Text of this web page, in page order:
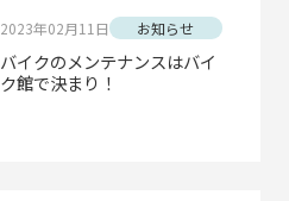
2023年02月11日 お知らせ
バイクのメンテナンスはバイ
ク館で決まり！